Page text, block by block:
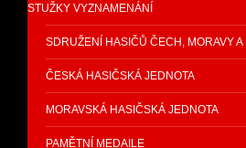
STUŽKY VYZNAMENÁNÍ
SDRUŽENÍ HASIČŮ ČECH, MORAVY A
ČESKÁ HASIČSKÁ JEDNOTA
MORAVSKÁ HASIČSKÁ JEDNOTA
PAMĚTNÍ MEDAILE